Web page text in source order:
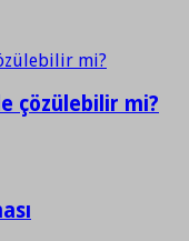
çözülebilir mi?